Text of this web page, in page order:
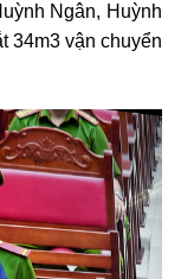
Ngân, Huỳnh
34m3 vận chuyển